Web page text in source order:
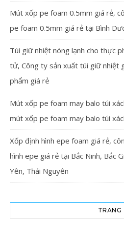
Mút xốp pe foam 0.5mm giá rẻ,
pe foam 0.5mm giá rẻ tại Bình
Túi giữ nhiệt nóng lạnh cho thực
tử, Công ty sản xuất túi giữ nhiệt
phẩm giá rẻ
Mút xốp pe foam may balo túi
mút xốp pe foam may balo túi
Xốp định hình epe foam giá rẻ,
hình epe giá rẻ tại Bắc Ninh, Bắc
Yên, Thái Nguyên
TRANG